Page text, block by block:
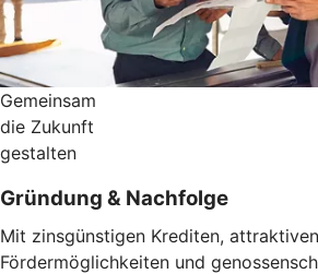
Gemeinsam
die Zukunft
gestalten
Gründung & Nachfolge
Mit zinsgünstigen Krediten, attraktiven
Fördermöglichkeiten und